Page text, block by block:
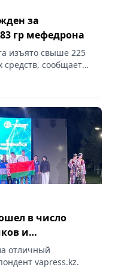
за
гр мефедрона
изъято свыше 225
средств, сообщает
в число
и
отличный
vapress.kz.